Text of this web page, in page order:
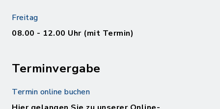
Freitag
08.00 - 12.00 Uhr (mit Termin)
Terminvergabe
Termin online buchen